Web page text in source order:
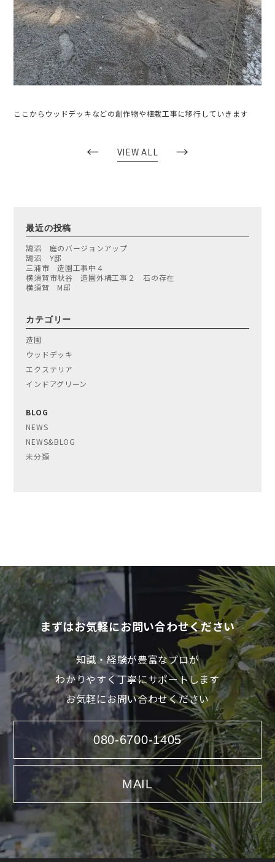
ここからウッドデッキなどの創作物や植栽工事に移行していきます
← VIEW ALL →
最近の投稿
鵠沼 庭のバージョンアップ
鵠沼 Y邸
三浦市 造園工事中４
横須賀市秋谷 造園外構工事２ 石の存在
横須賀 M邸
カテゴリー
造園
ウッドデッキ
エクステリア
インドアグリーン
BLOG
NEWS
NEWS&BLOG
未分類
まずはお気軽にお問い合わせください
知識・経験が豊富なプロが
わかりやすく丁寧にサポートします
お気軽にお問い合わせください
080-6700-1405
MAIL